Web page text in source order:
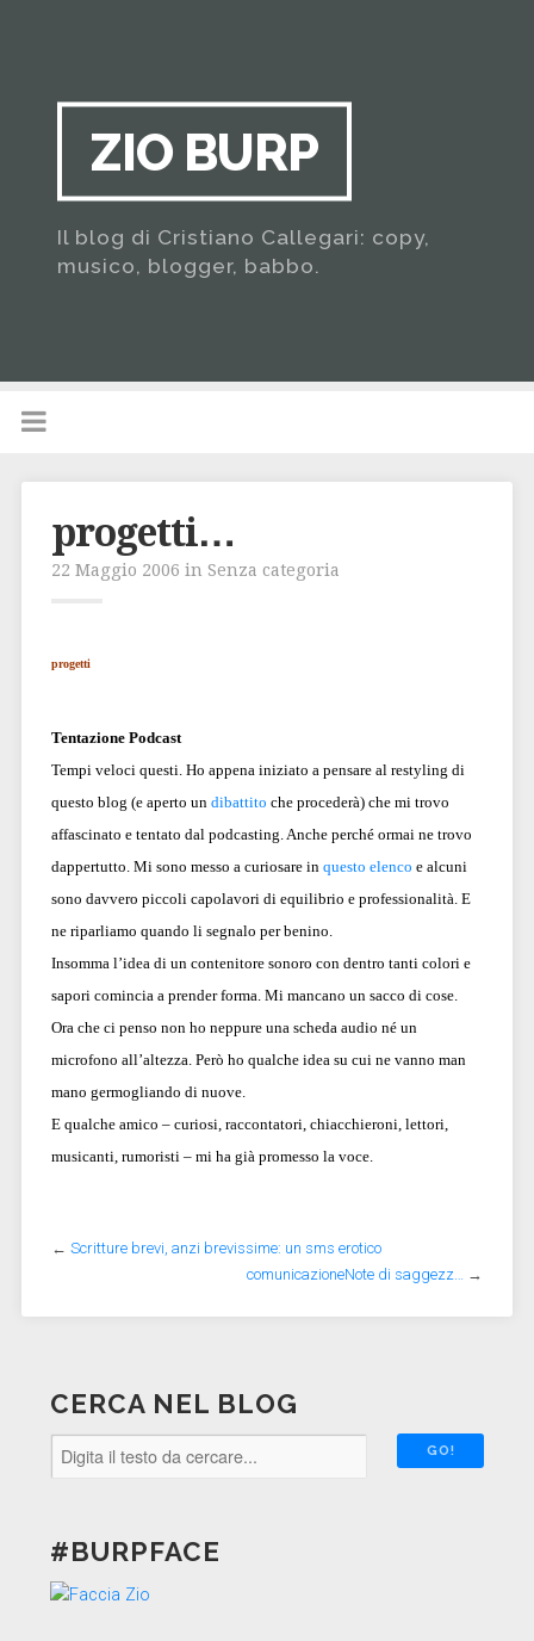
ZIO BURP
Il blog di Cristiano Callegari: copy,
musico, blogger, babbo.
progetti…
22 Maggio 2006 in Senza categoria
progetti
Tentazione Podcast
Tempi veloci questi. Ho appena iniziato a pensare al restyling di
questo blog (e aperto un dibattito che procederà) che mi trovo
affascinato e tentato dal podcasting. Anche perché ormai ne trovo
dappertutto. Mi sono messo a curiosare in questo elenco e alcuni
sono davvero piccoli capolavori di equilibrio e professionalità. E
ne riparliamo quando li segnalo per benino.
Insomma l’idea di un contenitore sonoro con dentro tanti colori e
sapori comincia a prender forma. Mi mancano un sacco di cose.
Ora che ci penso non ho neppure una scheda audio né un
microfono all’altezza. Però ho qualche idea su cui ne vanno man
mano germogliando di nuove.
E qualche amico – curiosi, raccontatori, chiacchieroni, lettori,
musicanti, rumoristi – mi ha già promesso la voce.
← Scritture brevi, anzi brevissime: un sms erotico
comunicazioneNote di saggezz… →
CERCA NEL BLOG
#BURPFACE